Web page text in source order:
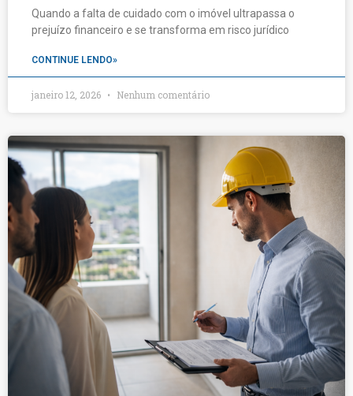
Quando a falta de cuidado com o imóvel ultrapassa o
prejuízo financeiro e se transforma em risco jurídico
CONTINUE LENDO»
janeiro 12, 2026 Nenhum comentário